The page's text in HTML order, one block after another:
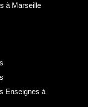
à Marseille
Enseignes à